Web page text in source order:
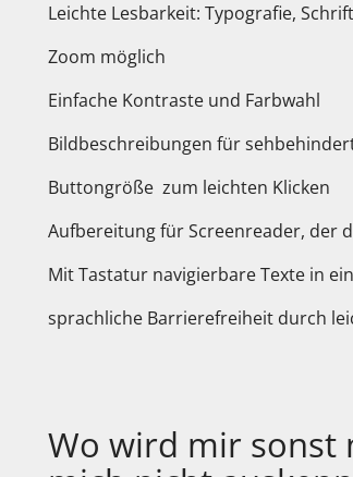
Leichte Lesbarkeit: Typografie,
Zoom möglich
Einfache Kontraste und Farbwahl
Bildbeschreibungen für
Buttongröße zum leichten Klicken
Aufbereitung für Screenreader, der
Mit Tastatur navigierbare Texte in
sprachliche Barrierefreiheit durch
Wo wird mir sonst